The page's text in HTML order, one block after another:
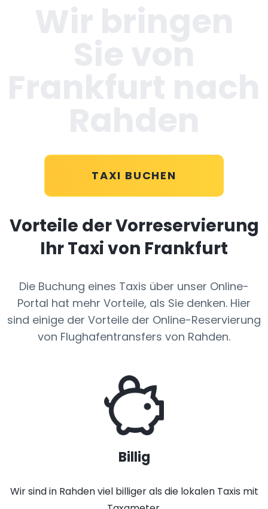
TAXI BUCHEN
Vorteile der Vorreservierung
Ihr Taxi von Frankfurt
Die Buchung eines Taxis über unser Online-
Portal hat mehr Vorteile, als Sie denken. Hier
sind einige der Vorteile der Online-Reservierung
von Flughafentransfers von Rahden.
Billig
Wir sind in Rahden viel billiger als die lokalen Taxis mit